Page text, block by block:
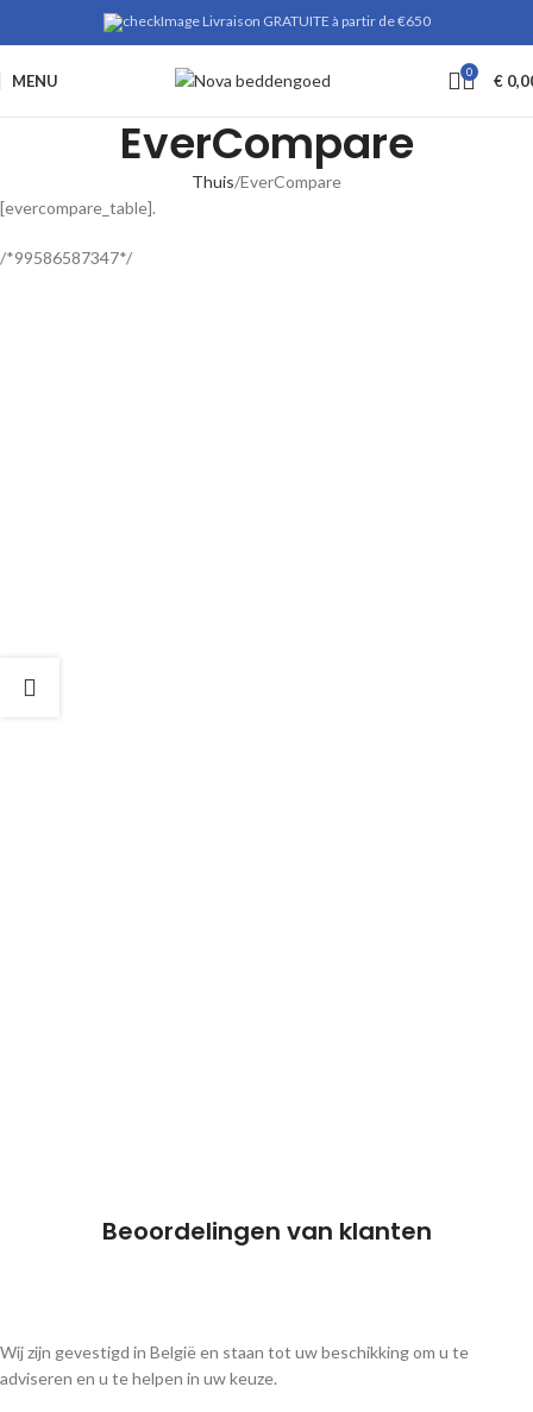
Livraison GRATUITE à partir de €650
MENU 0 €
EverCompare
Thuis EverCompare
[evercompare_table].
/*99586587347*/
Beoordelingen van klanten
Wij zijn gevestigd in België en staan tot uw beschikking om u te
adviseren en u te helpen in uw keuze.